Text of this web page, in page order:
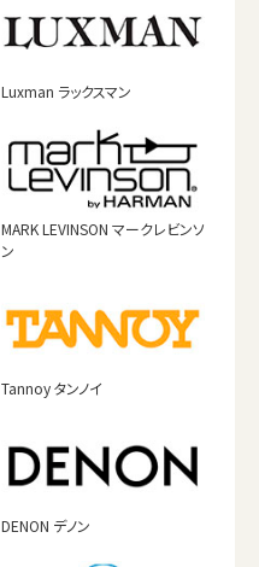
Luxman ラックスマン
MARK LEVINSON マークレビンソ
ン
Tannoy タンノイ
DENON デノン